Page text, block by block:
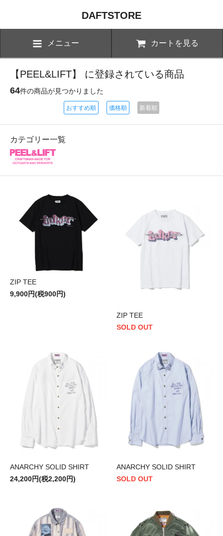
DAFTSTORE
メニュー カートを見る
【PEEL&LIFT】 に登録されている商品
64件の商品が見つかりました
おすすめ順 価格順 新着順
カテゴリー一覧
ZIP TEE
9,900円(税900円)
ZIP TEE
SOLD OUT
ANARCHY SOLID SHIRT
24,200円(税2,200円)
ANARCHY SOLID SHIRT
SOLD OUT